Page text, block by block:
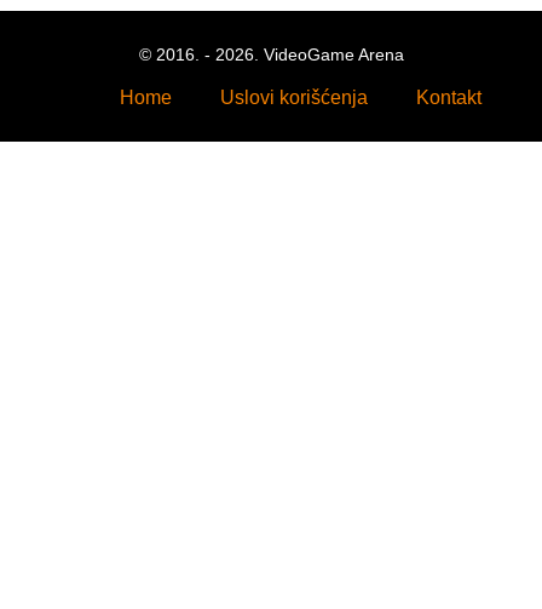
© 2016. - 2026. VideoGame Arena
Home Uslovi korišćenja Kontakt